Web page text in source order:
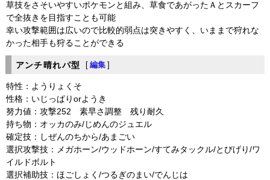
草技をさそいやすいポケモンと組み、草食であがったＡとスカーフ
で全抜きを目指すことも可能
幸い攻撃範囲は広いので比較的弱点は突きやすく、いままで狩れな
かった相手も狩ることができる
アンチ晴れパ型 [ 編集 ]
特性：ようりょくそ
性格：いじっぱりorようき
努力値：攻撃252 素早さ調整 残り耐久
持ち物：オッカのみ/じめんのジュエル
確定技：しぜんのちから/あまごい
選択攻撃技：メガホーン/ウッドホーン/すてみタックル/とびげり/ワ
イルドボルト
選択補助技：ほごしょく/つるぎのまい/でんじは